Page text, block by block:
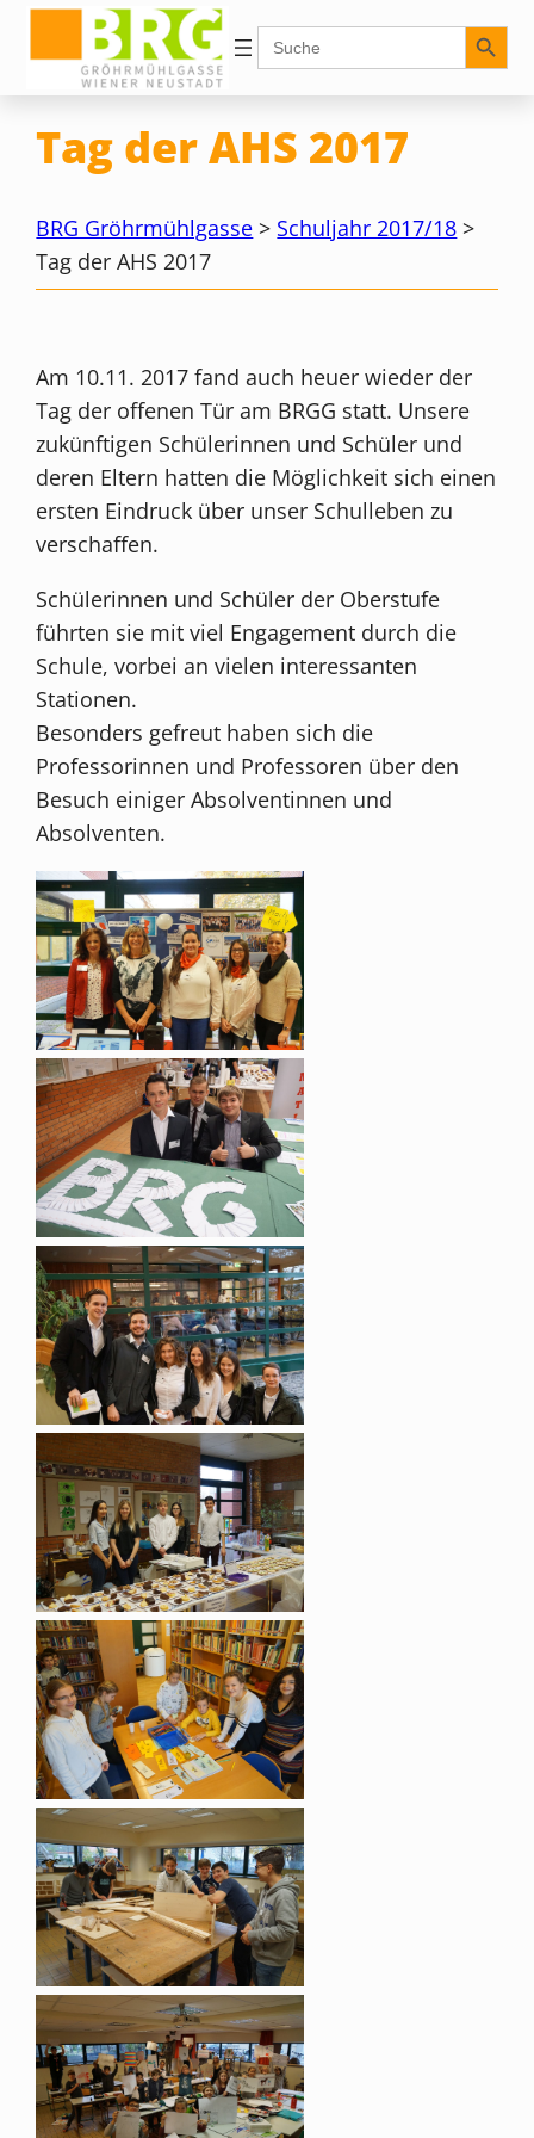
Inhalt
springen
Search
for:
Search Button
Tag der AHS 2017
BRG Gröhrmühlgasse > Schuljahr 2017/18 >
Tag der AHS 2017
Am 10.11. 2017 fand auch heuer wieder der
Tag der offenen Tür am BRGG statt. Unsere
zukünftigen Schülerinnen und Schüler und
deren Eltern hatten die Möglichkeit sich einen
ersten Eindruck über unser Schulleben zu
verschaffen.
Schülerinnen und Schüler der Oberstufe
führten sie mit viel Engagement durch die
Schule, vorbei an vielen interessanten
Stationen.
Besonders gefreut haben sich die
Professorinnen und Professoren über den
Besuch einiger Absolventinnen und
Absolventen.